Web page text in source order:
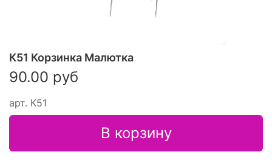
арт. К51
К51 Корзинка Малютка
90.00 руб
В корзину